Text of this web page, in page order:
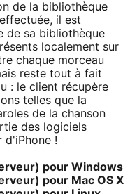
de la bibliothèque
il est
de sa bibliothèque
localement sur
chaque morceau
reste tout à fait
: le client récupère
telles que la
de la chanson
des logiciels
d'iPhone !
pour Windows
pour Mac OS X